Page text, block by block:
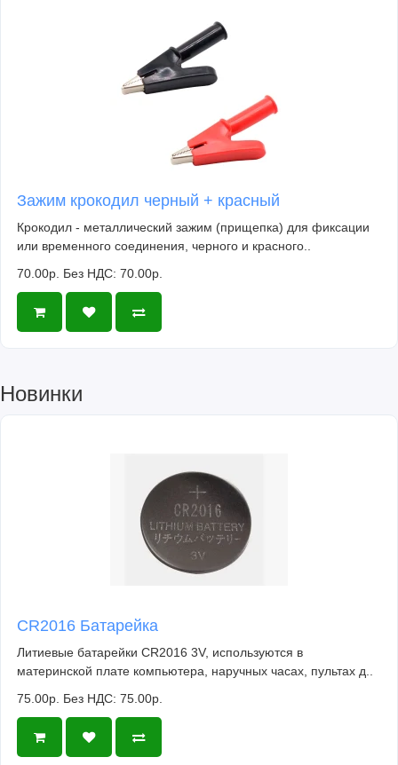
Зажим крокодил черный + красный
Крокодил - металлический зажим (прищепка) для фиксации
или временного соединения, черного и красного..
70.00р. Без НДС: 70.00р.
Новинки
CR2016 Батарейка
Литиевые батарейки CR2016 3V, используются в
материнской плате компьютера, наручных часах, пультах д..
75.00р. Без НДС: 75.00р.